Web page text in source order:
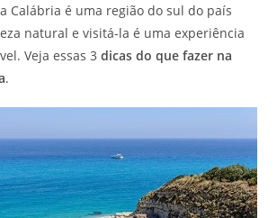
Calábria é uma região do sul do país
natural e visitá-la é uma experiência
Veja essas 3dicas do que fazer na
.